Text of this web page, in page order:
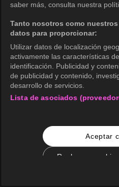
saber más, consulta nuestra
Tanto nosotros como
datos para proporcionar:
Utilizar datos de localización
activamente las características
identificación. Publicidad y
de publicidad y contenido,
desarrollo de servicios.
Lista de asociados
Aceptar
Rechazar